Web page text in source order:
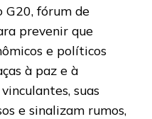
G20, fórum de
prevenir que
e políticos
à paz e à
suas
e sinalizam rumos,